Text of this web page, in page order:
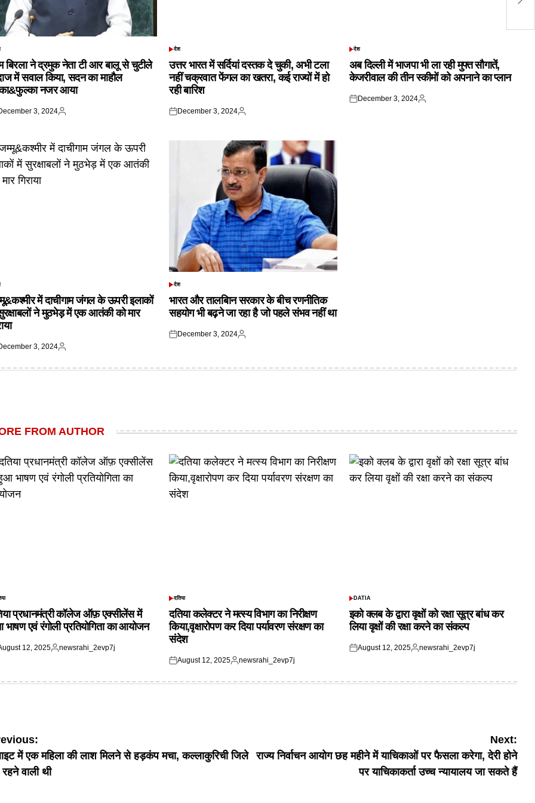
बिरला ने द्रमुक नेता टी आर बालू से चुटीले
में सवाल किया, सदन का माहौल
नजर आया
3, 2024
Posted
POSTED
देश
उत्तर भारत में सर्दियां दस्तक दे चुकी, अभी टला
नहीं चक्रवात फेंगल का खतरा, कई राज्यों में हो
रही बारिश
Posted
December 3, 2024
Posted
POSTED
देश
अब दिल्ली में भाजपा भी ला रही मुफ्त सौगातें,
केजरीवाल की तीन स्कीमों को अपनाने का प्लान
Posted
December 3, 2024
Posted
में दाचीगाम जंगल के ऊपरी इलाकों
ने मुठभेड़ में एक आतंकी को मार
3, 2024
Posted
POSTED
देश
भारत और तालबिान सरकार के बीच रणनीतिक
सहयोग भी बढ़ने जा रहा है जो पहले संभव नहीं था
Posted
December 3, 2024
Posted
FROM AUTHOR
प्रधानमंत्री कॉलेज ऑफ़ एक्सीलेंस में
एवं रंगोली प्रतियोगिता का आयोजन
12, 2025
Posted
newsrahi_2evp7j
POSTED
दतिया
दतिया कलेक्टर ने मत्स्य विभाग का निरीक्षण
किया,वृक्षारोपण कर दिया पर्यावरण संरक्षण का
संदेश
Posted
August 12, 2025
Posted
newsrahi_2evp7j
POSTED
DATIA
इको क्लब के द्वारा वृक्षों को रक्षा सूत्र बांध कर
लिया वृक्षों की रक्षा करने का संकल्प
Posted
August 12, 2025
Posted
newsrahi_2evp7j
में एक महिला की लाश मिलने से हड़कंप मचा, कल्लाकुरिची जिले
वाली थी
Next:
राज्य निर्वाचन आयोग छह महीने में याचिकाओं पर फैसला करेगा, देरी होने
पर याचिकाकर्ता उच्च न्यायालय जा सकते हैं